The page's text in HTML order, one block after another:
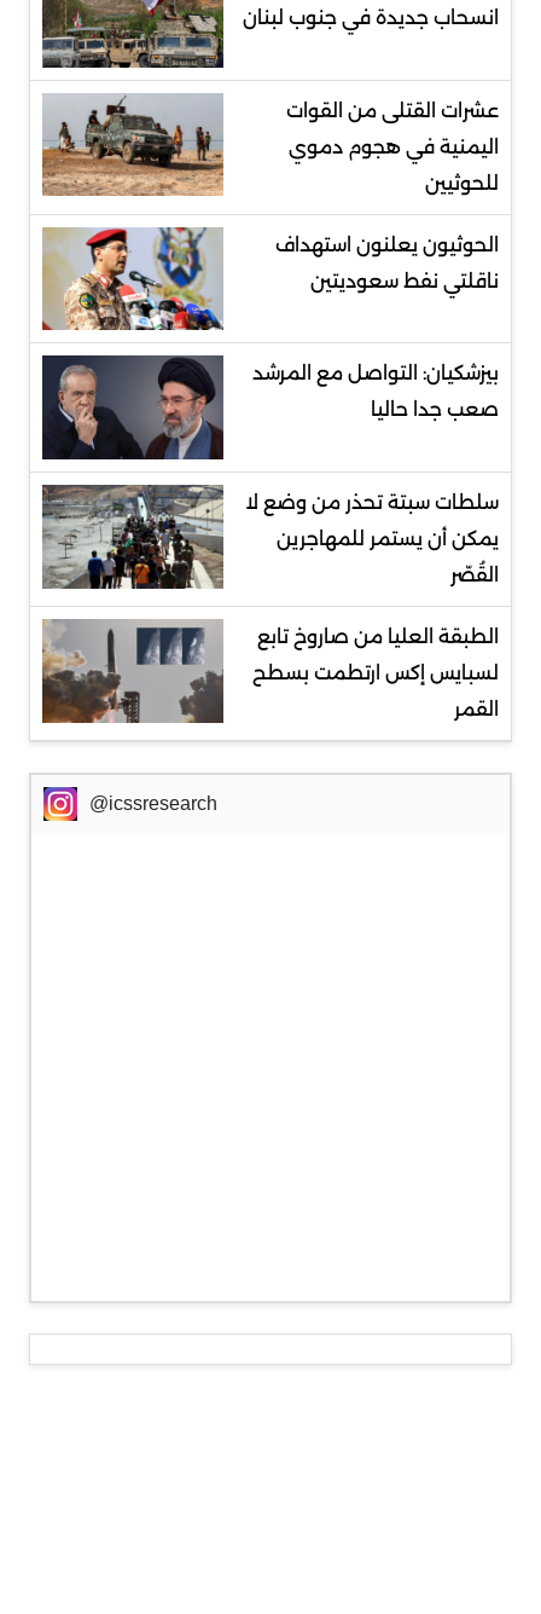
انسحاب جديدة في جنوب لبنان
عشرات القتلى من القوات
اليمنية في هجوم دموي
للحوثيين
الحوثيون يعلنون استهداف
ناقلتي نفط سعوديتين
بيزشكيان: التواصل مع المرشد
صعب جدا حاليا
سلطات سبتة تحذر من وضع لا
يمكن أن يستمر للمهاجرين
القُصّر
الطبقة العليا من صاروخ تابع
لسبايس إكس ارتطمت بسطح
القمر
@icssresearch